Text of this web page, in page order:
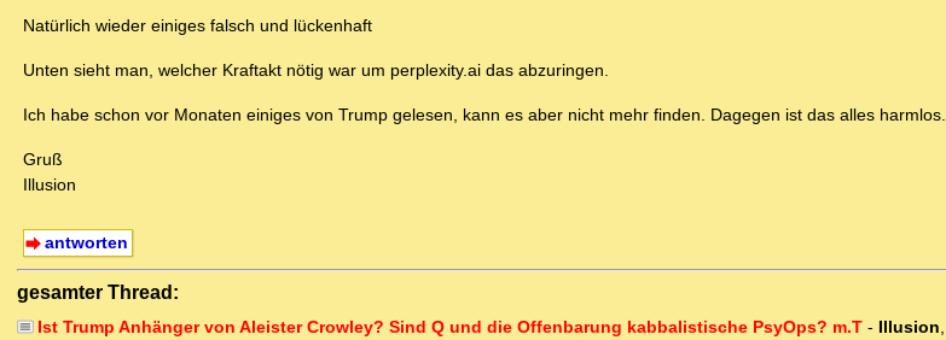
Natürlich wieder einiges falsch und lückenhaft
Unten sieht man, welcher Kraftakt nötig war um perplexity.ai das abzuringen.
Ich habe schon vor Monaten einiges von Trump gelesen, kann es aber nicht mehr finden. Dagegen ist das alles harmlos.
Gruß
Illusion
antworten
gesamter Thread:
Ist Trump Anhänger von Aleister Crowley? Sind Q und die Offenbarung kabbalistische PsyOps? m.T- Illusion,